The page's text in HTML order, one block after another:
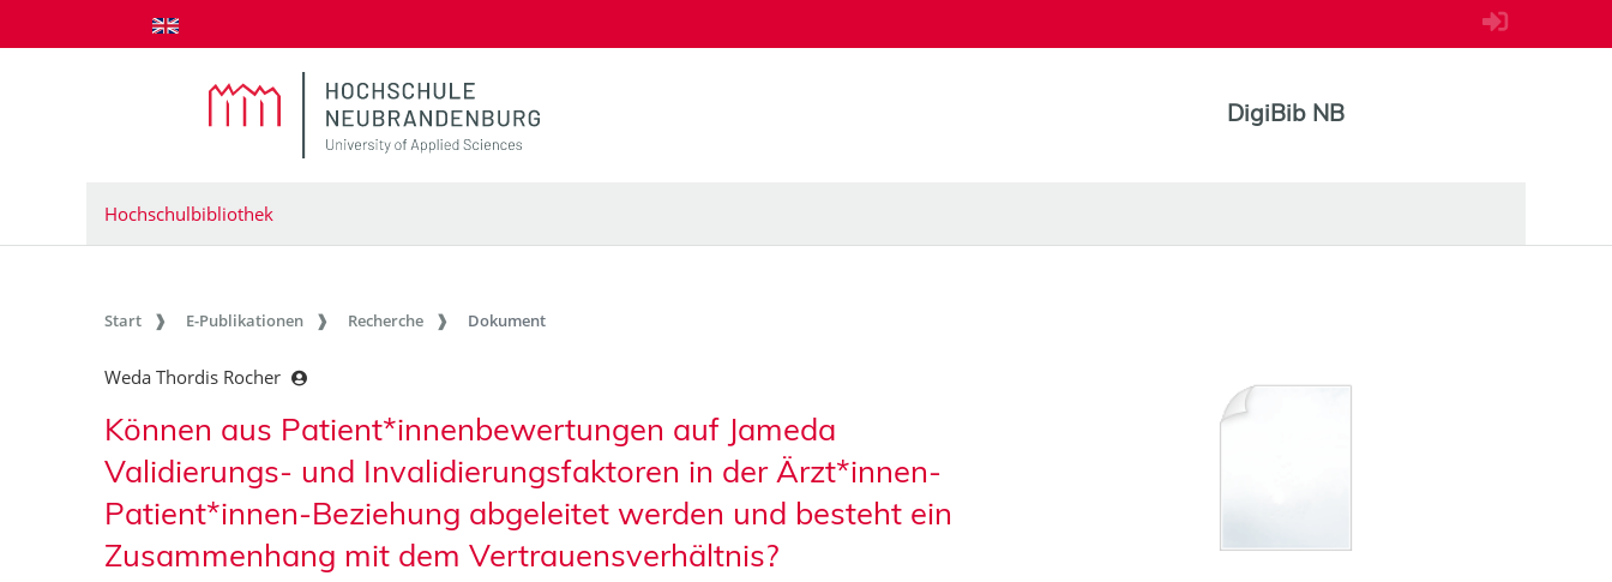
zum Inhalt springen
DigiBib NB
Hochschulbibliothek
Start E-Publikationen Recherche Dokument
Weda Thordis Rocher
Können aus Patient*innenbewertungen auf Jameda
Validierungs- und Invalidierungsfaktoren in der Ärzt*innen-
Patient*innen-Beziehung abgeleitet werden und besteht ein
Zusammenhang mit dem Vertrauensverhältnis?